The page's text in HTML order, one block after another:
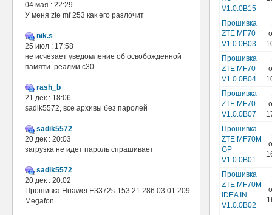
04 мая : 22:29
У меня zte mf 253 как его разлочит
nik.s
25 июл : 17:58
не исчезает уведомление об освобожденной
памяти .реалми с30
rash_b
21 дек : 18:06
sadik5572, все архивы без паролей
sadik5572
20 дек : 20:03
загрузка не идет пароль спрашивает
sadik5572
20 дек : 20:02
Прошивка Huawei E3372s-153 21.286.03.01.209
Megafon
V1.0.0B15
Прошивка
ZTE MF70
V1.0.0B03
Прошивка
ZTE MF70
V1.0.0B04
Прошивка
ZTE MF70
V1.0.0B07
Прошивка
ZTE MF70M
GP
V1.0.0B01
Прошивка
ZTE MF70M
IDEA IN
V1.0.0B02